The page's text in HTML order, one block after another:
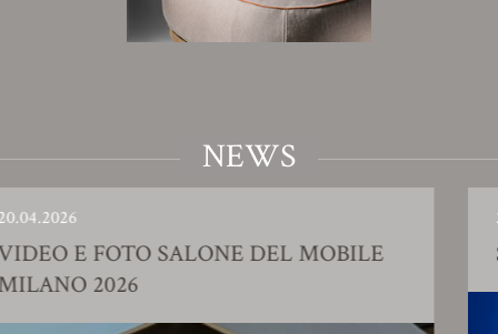
NEWS
SALONE DEL MOBILE